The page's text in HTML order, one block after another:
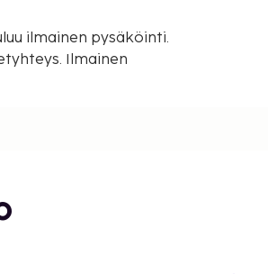
ilmainen pysäköinti.
Ilmainen